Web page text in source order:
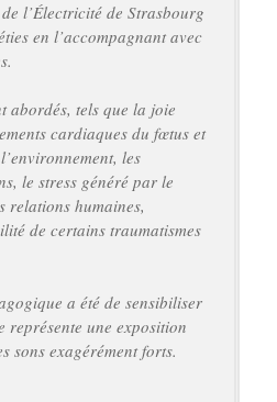
l’Électricité de Strasbourg
en l’accompagnant avec
abordés, tels que la joie
cardiaques du fœtus et
les
le stress généré par le
relations humaines,
de certains traumatismes
a été de sensibiliser
représente une exposition
sons exagérément forts.